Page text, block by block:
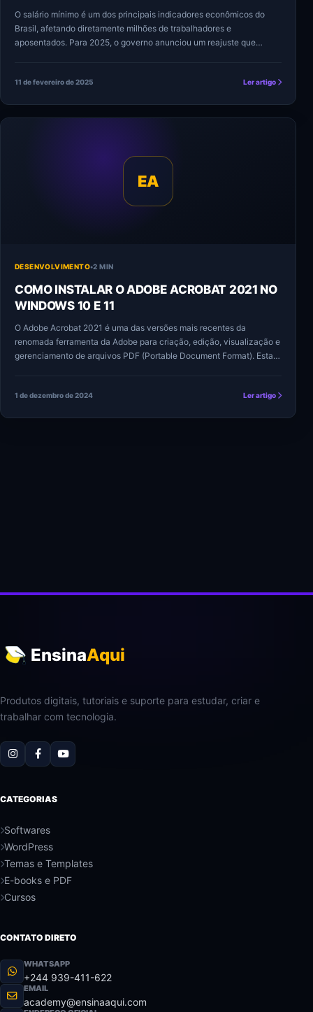
O salário mínimo é um dos principais indicadores econômicos do
Brasil, afetando diretamente milhões de trabalhadores e
aposentados. Para 2025, o governo anunciou um reajuste que
11 de fevereiro de 2025 Ler artigo
EA
DESENVOLVIMENTO•2 MIN
COMO INSTALAR O ADOBE ACROBAT 2021 NO
WINDOWS 10 E 11
O Adobe Acrobat 2021 é uma das versões mais recentes da
renomada ferramenta da Adobe para criação, edição, visualização e
gerenciamento de arquivos PDF (Portable Document Format). Esta…
1 de dezembro de 2024 Ler artigo
EnsinaAqui
Produtos digitais, tutoriais e suporte para estudar, criar e
trabalhar com tecnologia.
CATEGORIAS
Softwares
WordPress
Temas e Templates
E-books e PDF
Cursos
CONTATO DIRETO
WHATSAPP
+244 939-411-622
EMAIL
academy@ensinaaqui.com